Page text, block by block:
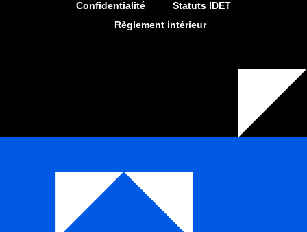
Confidentialité
Statuts IDET
Règlement intérieur